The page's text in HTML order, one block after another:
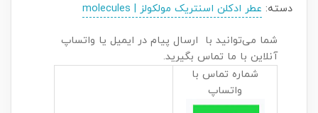
دسته: عطر ادکلن اسنتریک مولکولز | molecules
شما می‌توانید با ارسال پیام در ایمیل یا واتساپ
آنلاین با ما تماس بگیرید.
شماره تماس با
واتساپ